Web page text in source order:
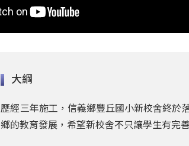
大綱
歷經三年施工，信義鄉豐丘國小新校舍終於
鄉的教育發展，希望新校舍不只讓學生有完